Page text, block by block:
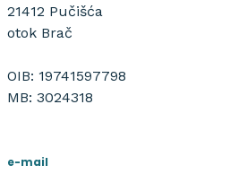
21412 Pučišća
otok Brač
OIB: 19741597798
MB: 3024318
e-mail